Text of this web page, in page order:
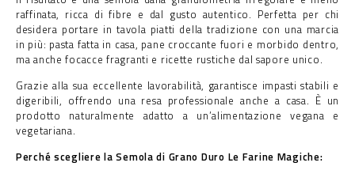
raffinata, ricca di fibre e dal gusto autentico. Perfetta per chi
desidera portare in tavola piatti della tradizione con una marcia
in più: pasta fatta in casa, pane croccante fuori e morbido dentro,
ma anche focacce fragranti e ricette rustiche dal sapore unico.
Grazie alla sua eccellente lavorabilità, garantisce impasti stabili e
digeribili, offrendo una resa professionale anche a casa. È un
prodotto naturalmente adatto a un’alimentazione vegana e
vegetariana.
Perché scegliere la Semola di Grano Duro Le Farine Magiche: